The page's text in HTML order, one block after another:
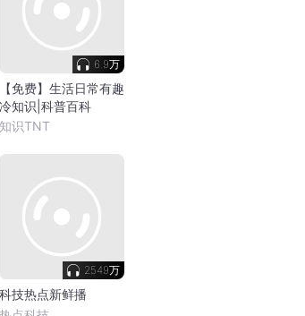
6.9万
【免费】生活日常有趣
冷知识|科普百科
知识TNT
2549万
科技热点新鲜播